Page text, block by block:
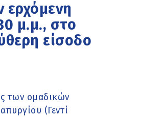
ερχόμενη
μ.μ., στο
είσοδο
των ομαδικών
(Γεντί